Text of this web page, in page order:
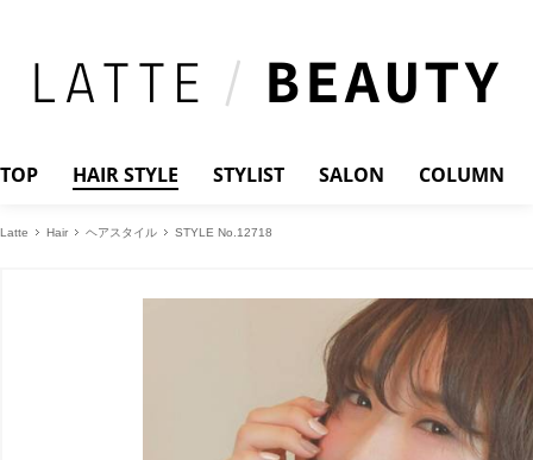
TOP HAIR STYLE STYLIST SALON COLUMN
Latte Hair ヘアスタイル STYLE No.12718